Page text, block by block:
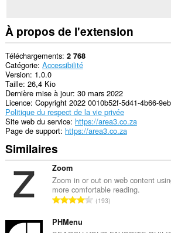
À propos de l'extension
Téléchargements 2 768
Catégorie Accessibilité
Version 1.0.0
Taille 26,4 Kio
Dernière mise à jour 30 mars 2022
Licence Copyright 2022 0010b52f-5d41-4b66-
Politique du respect de la vie privée
Site web du service https://area3.co.za
Page de support https://area3.co.za
Similaires
Zoom
Zoom in or out on web content
more comfortable reading.
N193
PHMenu